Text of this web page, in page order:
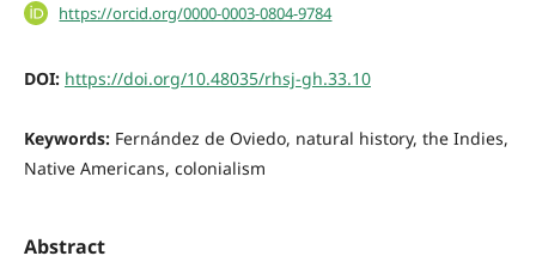
https://orcid.org/0000-0003-0804-9784
DOI: https://doi.org/10.48035/rhsj-gh.33.10
Keywords: Fernández de Oviedo, natural history, the Indies,
Native Americans, colonialism
Abstract